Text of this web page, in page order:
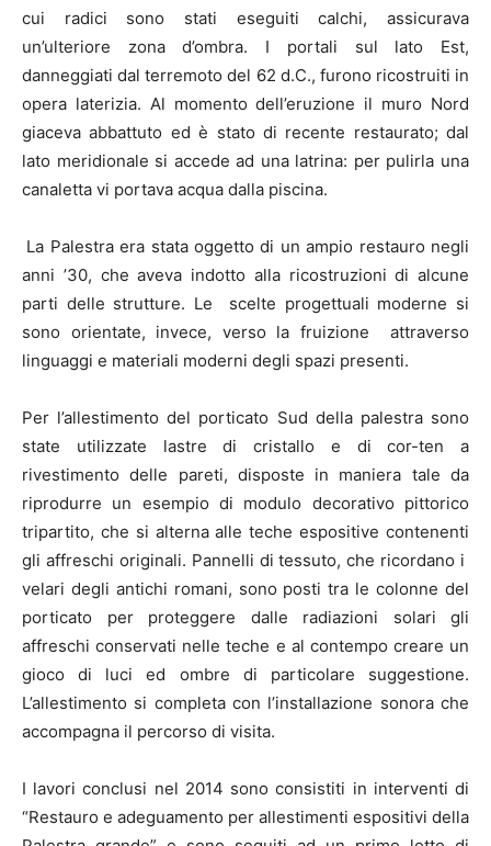
cui radici sono stati eseguiti calchi, assicurava
un’ulteriore zona d’ombra. I portali sul lato Est,
danneggiati dal terremoto del 62 d.C., furono ricostruiti in
opera laterizia. Al momento dell’eruzione il muro Nord
giaceva abbattuto ed è stato di recente restaurato; dal
lato meridionale si accede ad una latrina: per pulirla una
canaletta vi portava acqua dalla piscina.
La Palestra era stata oggetto di un ampio restauro negli
anni ’30, che aveva indotto alla ricostruzioni di alcune
parti delle strutture. Le scelte progettuali moderne si
sono orientate, invece, verso la fruizione attraverso
linguaggi e materiali moderni degli spazi presenti.
Per l’allestimento del porticato Sud della palestra sono
state utilizzate lastre di cristallo e di cor-ten a
rivestimento delle pareti, disposte in maniera tale da
riprodurre un esempio di modulo decorativo pittorico
tripartito, che si alterna alle teche espositive contenenti
gli affreschi originali. Pannelli di tessuto, che ricordano i
velari degli antichi romani, sono posti tra le colonne del
porticato per proteggere dalle radiazioni solari gli
affreschi conservati nelle teche e al contempo creare un
gioco di luci ed ombre di particolare suggestione.
L’allestimento si completa con l’installazione sonora che
accompagna il percorso di visita.
I lavori conclusi nel 2014 sono consistiti in interventi di
“Restauro e adeguamento per allestimenti espositivi della